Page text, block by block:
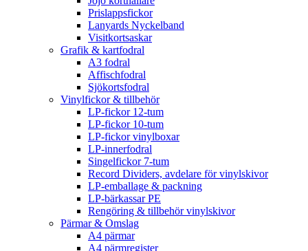
Prislappsfickor
Lanyards Nyckelband
Visitkortsaskar
Grafik & kartfodral
A3 fodral
Affischfodral
Sjökortsfodral
Vinylfickor & tillbehör
LP-fickor 12-tum
LP-fickor 10-tum
LP-fickor vinylboxar
LP-innerfodral
Singelfickor 7-tum
Record Dividers, avdelare för vinylskivor
LP-emballage & packning
LP-bärkassar PE
Rengöring & tillbehör vinylskivor
Pärmar & Omslag
A4 pärmar
A4 pärmregister